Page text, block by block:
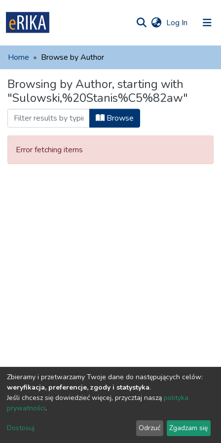
Log In (current)
UAFM
For authors
Help
Contact
Home Browse by Author
Browsing by Author, starting with
"Sulowski,%20Stanis%C5%82aw"
Browse
Error fetching items
DSpace software copyright © 2002-2026LYRASIS
Privacy policy Regulations
Zbieramy i przetwarzamy Twoje dane do następujących celów:
weryfikacja, preferencje, zgody i statystyka.
Jeśli chcesz się dowiedzieć więcej, przycztaj naszą polityka
prywatności.
Dostosuj Odrzuć Zgadzam się